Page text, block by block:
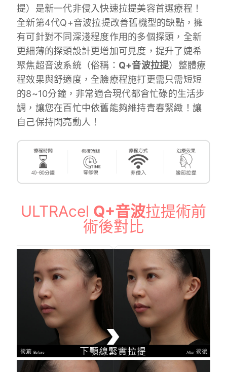
提）是新一代非侵入快速拉提美容首選療程！
全新第4代Q+音波拉提改善舊機型的缺點，擁
有可針對不同深淺程度作用的多個探頭，全新
更細薄的探頭設計更增加可見度，提升了婕希
聚焦超音波系統（俗稱： Q+音波拉提）整體療
程效果與舒適度，全臉療程施打更需只需短短
的8~10分鐘，非常適合現代都會忙碌的生活步
調，讓您在百忙中依舊能夠維持青春緊緻！讓
自己保持閃亮動人！
ULTRAcel Q+音波拉提術前
術後對比